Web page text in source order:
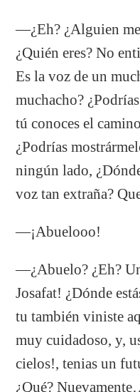
—¿Eh? ¿Alguien me
¿Quién eres? No
Es la voz de un
muchacho?
tú conoces el
¿Podrías
ningún lado,
voz tan extraña?
—¡Abuelooo!
—¿Abuelo? ¿Eh?
Josafat! ¿Dónde
tu también viniste
muy cuidadoso, y,
cielos!, tenias un
¿Qué?